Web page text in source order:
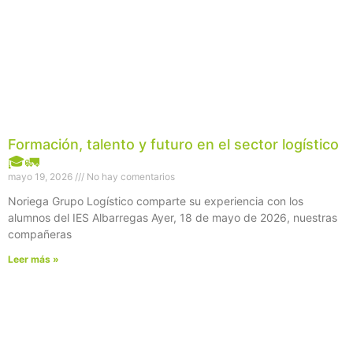
Formación, talento y futuro en el sector logístico
🎓🚛
mayo 19, 2026 No hay comentarios
Noriega Grupo Logístico comparte su experiencia con los
alumnos del IES Albarregas Ayer, 18 de mayo de 2026, nuestras
compañeras
Leer más »